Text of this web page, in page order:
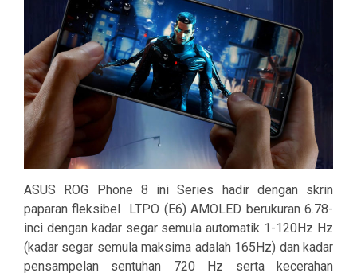
ASUS ROG Phone 8 ini Series hadir dengan skrin
paparan fleksibel LTPO (E6) AMOLED berukuran 6.78-
inci dengan kadar segar semula automatik 1-120Hz Hz
(kadar segar semula maksima adalah 165Hz) dan kadar
pensampelan sentuhan 720 Hz serta kecerahan